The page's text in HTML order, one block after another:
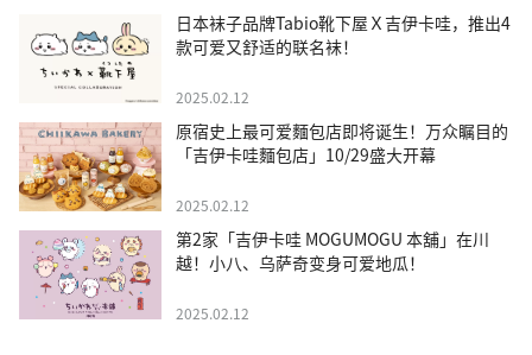
日本袜子品牌Tabio靴下屋Ｘ吉伊卡哇，推出4
款可爱又舒适的联名袜！
2025.02.12
原宿史上最可爱麵包店即将诞生！万众瞩目的
「吉伊卡哇麵包店」10/29盛大开幕
2025.02.12
第2家「吉伊卡哇 MOGUMOGU 本舖」在川
越！小八、乌萨奇变身可爱地瓜！
2025.02.12